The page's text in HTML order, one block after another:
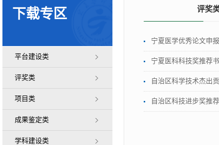
下载专区
平台建设类
评奖类
项目类
成果鉴定类
学科建设类
评奖
宁夏医学优秀论文申
宁夏医科科技奖推荐书
自治区科学技术杰出
自治区科技进步奖推